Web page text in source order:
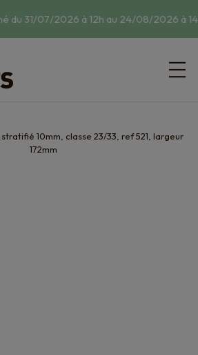
du 31/07/2026 à 12h au 24/08/2026 à
stratifié 10mm, classe 23/33, ref 521, largeur
172mm